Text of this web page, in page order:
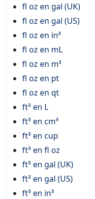
fl oz en gal (UK)
fl oz en gal (US)
fl oz en in³
fl oz en mL
fl oz en m³
fl oz en pt
fl oz en qt
ft³ en L
ft³ en cm³
ft³ en cup
ft³ en fl oz
ft³ en gal (UK)
ft³ en gal (US)
ft³ en in³